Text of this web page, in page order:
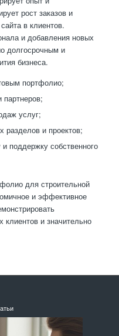
рост заказов и
в клиентов.
и добавления новых
долгосрочным и
бизнеса.
портфолио;
услуг;
разделов и проектов;
поддержку собственного
для строительной
и эффективное
и значительно